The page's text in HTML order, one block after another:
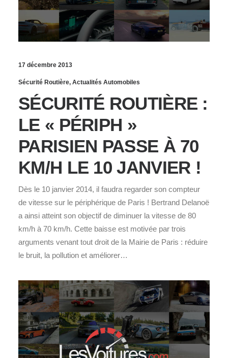
17 décembre 2013
Sécurité Routière, Actualités Automobiles
SÉCURITÉ ROUTIÈRE :
LE « PÉRIPH »
PARISIEN PASSE À 70
KM/H LE 10 JANVIER !
Dès le 10 janvier 2014, il faudra regarder son compteur
de vitesse sur le périphérique de Paris ! Bertrand Delanoë
a ainsi atteint son objectif de diminuer la vitesse de 80
km/h à 70 km/h. Cette baisse est motivée par trois
arguments venant tout droit de la Mairie de Paris : réduire
le bruit, la pollution et améliorer…